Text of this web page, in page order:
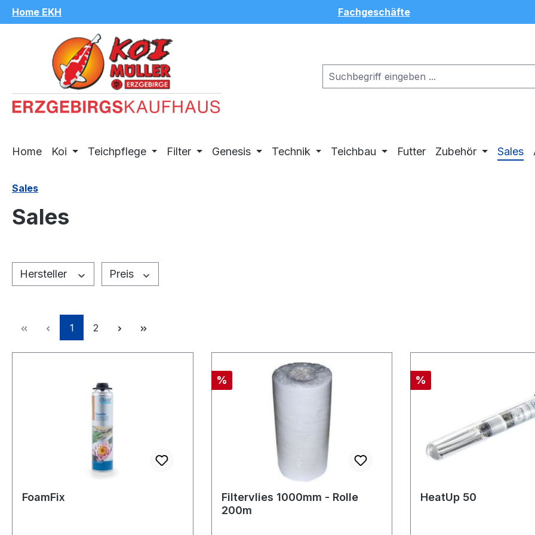
Hauptinhalt springen
Zur Suche springen
Zur Hauptnavigation springen
Home EKH Fachgeschäfte
Home Koi Teichpflege Filter Genesis Technik Teichbau Futter Zubehör Sales
Sales
Sales
Hersteller Preis
Seite
1 Seite
2
FoamFix
Rabatt
%
Filtervlies 1000mm - Rolle
200m
Rabatt
%
HeatUp 50